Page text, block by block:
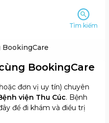
Tìm kiếm
BookingCare
đơn vị uy tín) chuyên
viện Thu Cúc. Bệnh
để đi khám và điều trị